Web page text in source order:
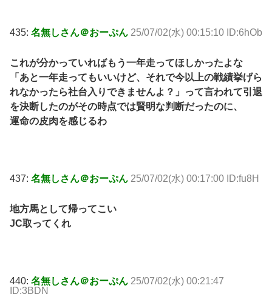
435: 名無しさん＠おーぷん 25/07/02(水) 00:15:10 ID:6hOb
これが分かっていればもう一年走ってほしかったよな
「あと一年走ってもいいけど、それで今以上の戦績挙げら
れなかったら社台入りできませんよ？」って言われて引退
を決断したのがその時点では賢明な判断だったのに、
運命の皮肉を感じるわ
437: 名無しさん＠おーぷん 25/07/02(水) 00:17:00 ID:fu8H
地方馬として帰ってこい
JC取ってくれ
440: 名無しさん＠おーぷん 25/07/02(水) 00:21:47
ID:3BDN